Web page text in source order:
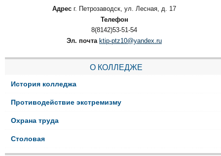
Адрес г. Петрозаводск, ул. Лесная, д. 17
Телефон
8(8142)53-51-54
Эл. почта ktip-ptz10@yandex.ru
О КОЛЛЕДЖЕ
История колледжа
Противодействие экстремизму
Охрана труда
Столовая